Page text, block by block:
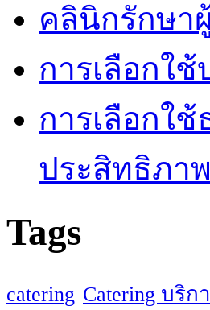
คลินิกรักษา
การเลือกใ
การเลือกใ
ประสิทธิภาพ
Tags
catering Catering บริก